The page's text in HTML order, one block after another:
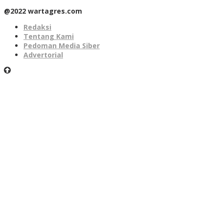
@2022 wartagres.com
Redaksi
Tentang Kami
Pedoman Media Siber
Advertorial